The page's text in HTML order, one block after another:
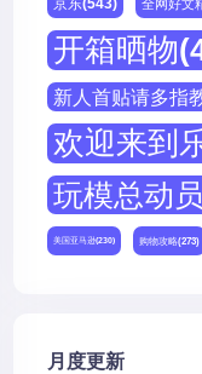
京东(543) 全网好文
开箱晒物
新人首贴请多指
欢迎来到
玩模总动员
美国亚马逊(230) 购物攻略(273)
月度更新